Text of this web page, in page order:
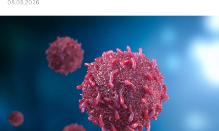
08.05.2026